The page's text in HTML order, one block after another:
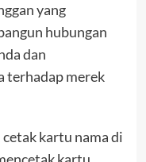
yang
hubungan
dan
terhadap merek
kartu nama di